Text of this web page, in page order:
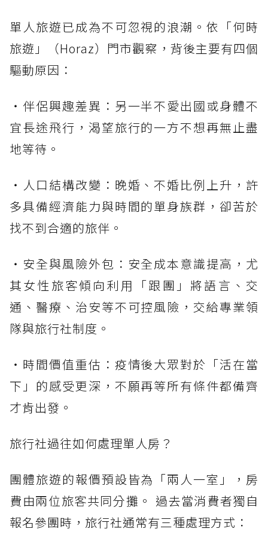
單人旅遊已成為不可忽視的浪潮。依「何時
旅遊」（Horaz）門市觀察，背後主要有四個
驅動原因：
・伴侶興趣差異：另一半不愛出國或身體不
宜長途飛行，渴望旅行的一方不想再無止盡
地等待。
・人口結構改變：晚婚、不婚比例上升，許
多具備經濟能力與時間的單身族群，卻苦於
找不到合適的旅伴。
・安全與風險外包：安全成本意識提高，尤
其女性旅客傾向利用「跟團」將語言、交
通、醫療、治安等不可控風險，交給專業領
隊與旅行社制度。
・時間價值重估：疫情後大眾對於「活在當
下」的感受更深，不願再等所有條件都備齊
才肯出發。
旅行社過往如何處理單人房？
團體旅遊的報價預設皆為「兩人一室」，房
費由兩位旅客共同分攤。 過去當消費者獨自
報名參團時，旅行社通常有三種處理方式：